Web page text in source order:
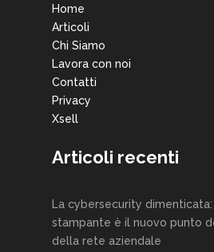
Home
Articoli
Chi Siamo
Lavora con noi
Contatti
Privacy
Xsell
Articoli recenti
La cybersecurity
stampante è il nuovo punto
della rete aziendale